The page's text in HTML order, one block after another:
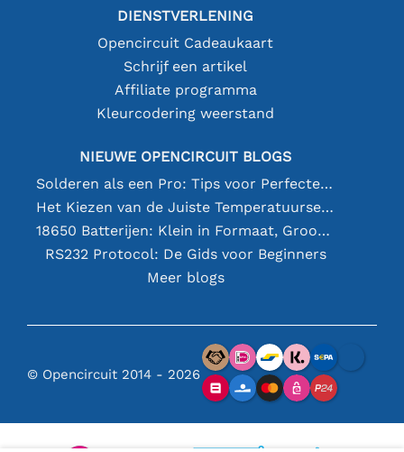
DIENSTVERLENING
Opencircuit Cadeaukaart
Schrijf een artikel
Affiliate programma
Kleurcodering weerstand
NIEUWE OPENCIRCUIT BLOGS
Solderen als een Pro: Tips voor Perfecte Elektronische Verbindingen
Het Kiezen van de Juiste Temperatuursensor [youtube]
18650 Batterijen: Klein in Formaat, Groot in Prestatie
RS232 Protocol: De Gids voor Beginners
Meer blogs
© Opencircuit 2014 - 2026